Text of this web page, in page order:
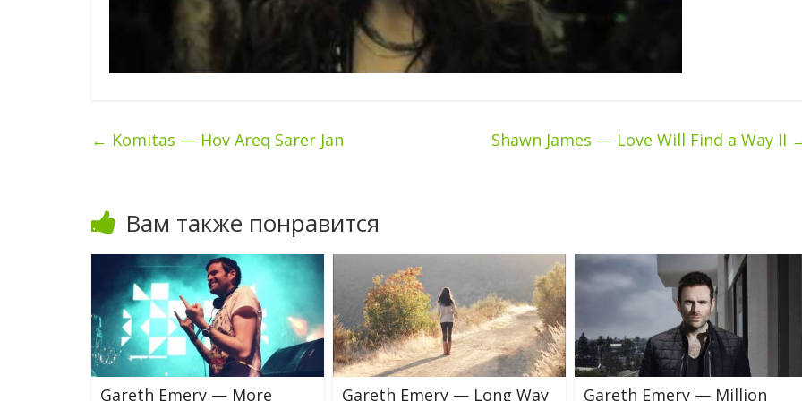
← Komitas — Hov Areq Sarer Jan Shawn James — Love Will Find a Way II
Вам также понравится
Gareth Emery — More Gareth Emery — Long Way Gareth Emery — Million